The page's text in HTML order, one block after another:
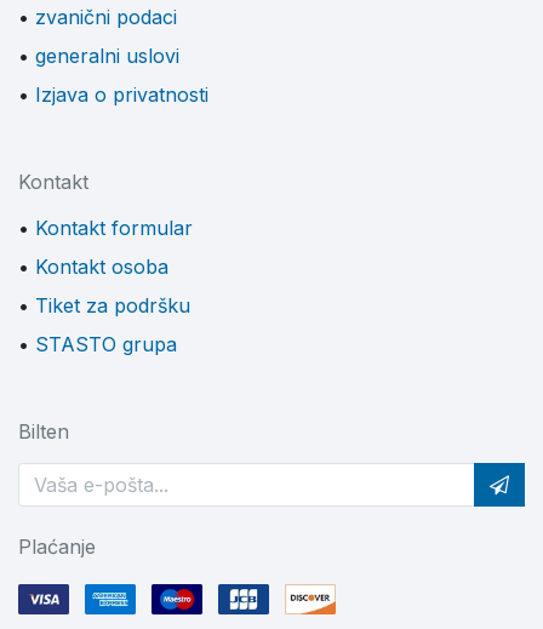
zvanični podaci
generalni uslovi
Izjava o privatnosti
Kontakt
Kontakt formular
Kontakt osoba
Tiket za podršku
STASTO grupa
Bilten
Plaćanje